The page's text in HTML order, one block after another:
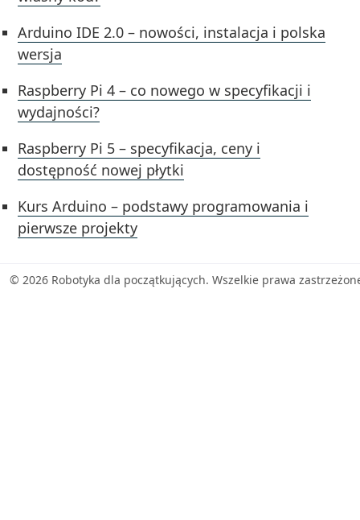
Arduino IDE 2.0 – nowości, instalacja i polska
wersja
Raspberry Pi 4 – co nowego w specyfikacji i
wydajności?
Raspberry Pi 5 – specyfikacja, ceny i
dostępność nowej płytki
Kurs Arduino – podstawy programowania i
pierwsze projekty
© 2026 Robotyka dla początkujących. Wszelkie prawa